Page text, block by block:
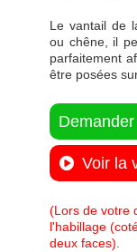
Le vantail de
ou chêne, il
parfaitement
être posées
Voir la
(Lors de votre
l'habillage
deux faces).